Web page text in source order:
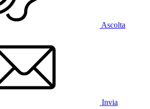
Ascolta
Invia